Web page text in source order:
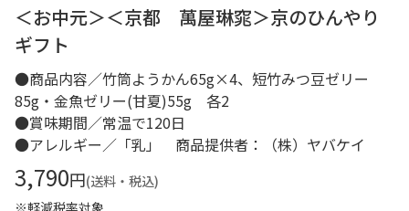
＜お中元＞＜京都 萬屋琳窕＞京のひんやり
ギフト
●商品内容／竹筒ようかん65g×4、短竹みつ豆ゼリー
85g・金魚ゼリー(甘夏)55g 各2
●賞味期間／常温で120日
●アレルギー／「乳」 商品提供者：（株）ヤバケイ
3,790円(送料・税込)
※軽減税率対象